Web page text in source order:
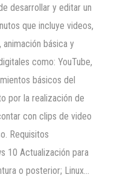
desarrollar y editar un
que incluye videos,
animación básica y
como: YouTube,
básicos del
por la realización de
con clips de video
Requisitos
10 Actualización para
o posterior; Linux…